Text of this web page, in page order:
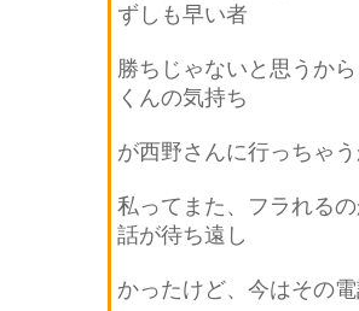
ずしも早い者
勝ちじゃないと思うか
くんの気持ち
が西野さんに行っちゃ
私ってまた、フラれる
話が待ち遠し
かったけど、今はその